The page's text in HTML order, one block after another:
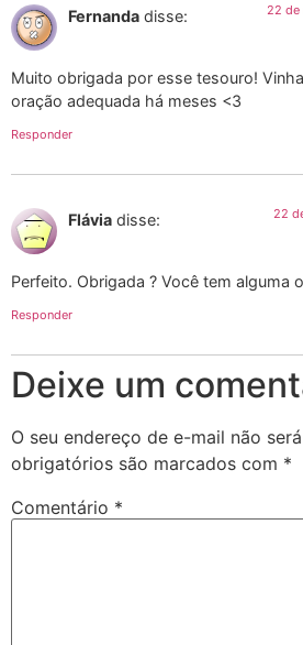
Fernanda disse: 22 de
Muito obrigada por esse tesouro!
oração adequada há meses <3
Responder
Flávia disse: 22
Perfeito. Obrigada ? Você tem alguma
Responder
Deixe um
O seu endereço de e-mail não
obrigatórios são marcados com *
Comentário *